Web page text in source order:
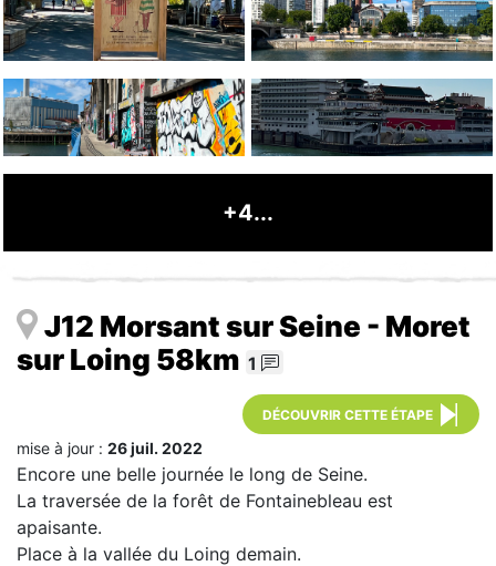
+4...
J12 Morsant sur Seine - Moret
sur Loing 58km 1
DÉCOUVRIR CETTE ÉTAPE
mise à jour : 26 juil. 2022
Encore une belle journée le long de Seine.
La traversée de la forêt de Fontainebleau est
apaisante.
Place à la vallée du Loing demain.